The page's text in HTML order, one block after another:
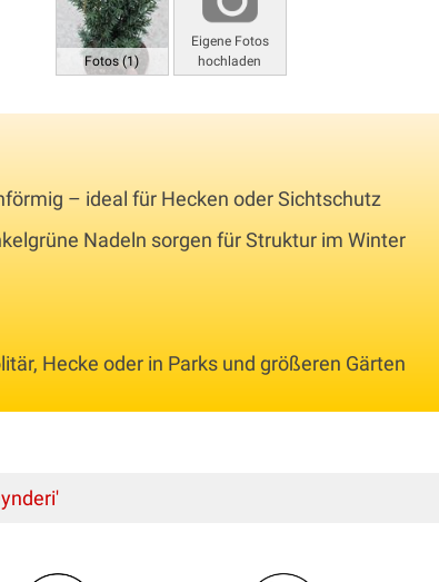
Fotos (1)
Eigene Fotos
hochladen
– ideal für Hecken oder Sichtschutz
Nadeln sorgen für Struktur im Winter
Hecke oder in Parks und größeren Gärten